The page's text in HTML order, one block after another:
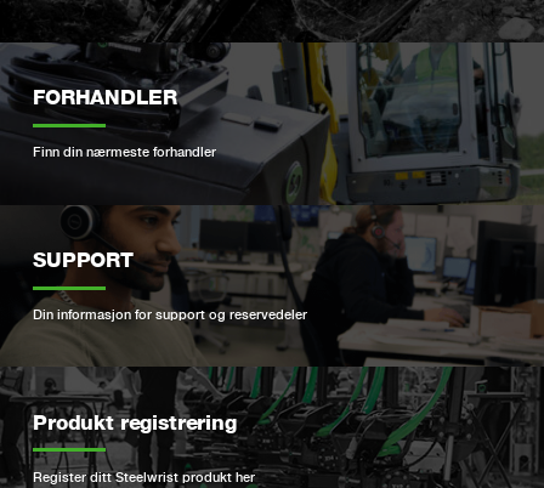
FORHANDLER
Finn din nærmeste forhandler
SUPPORT
Din informasjon for support og reservedeler
Produkt registrering
Register ditt Steelwrist produkt her